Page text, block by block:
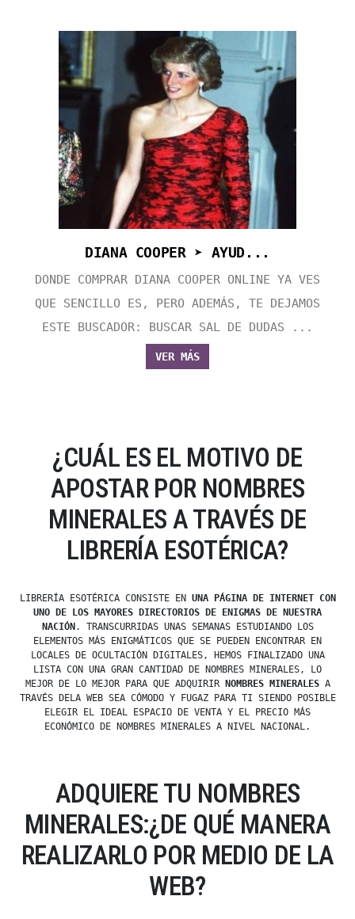
DIANA COOPER ➤ AYUD...
DONDE COMPRAR DIANA COOPER ONLINE YA VES
QUE SENCILLO ES, PERO ADEMÁS, TE DEJAMOS
ESTE BUSCADOR: BUSCAR SAL DE DUDAS ...
VER MÁS
¿CUÁL ES EL MOTIVO DE
APOSTAR POR NOMBRES
MINERALES A TRAVÉS DE
LIBRERÍA ESOTÉRICA?
LIBRERÍA ESOTÉRICA CONSISTE EN UNA PÁGINA DE INTERNET CON
UNO DE LOS MAYORES DIRECTORIOS DE ENIGMAS DE NUESTRA
NACIÓN. TRANSCURRIDAS UNAS SEMANAS ESTUDIANDO LOS
ELEMENTOS MÁS ENIGMÁTICOS QUE SE PUEDEN ENCONTRAR EN
LOCALES DE OCULTACIÓN DIGITALES, HEMOS FINALIZADO UNA
LISTA CON UNA GRAN CANTIDAD DE NOMBRES MINERALES, LO
MEJOR DE LO MEJOR PARA QUE ADQUIRIR NOMBRES MINERALESA
TRAVÉS DELA WEB SEA CÓMODO Y FUGAZ PARA TI SIENDO POSIBLE
ELEGIR EL IDEAL ESPACIO DE VENTA Y EL PRECIO MÁS
ECONÓMICO DE NOMBRES MINERALES A NIVEL NACIONAL.
ADQUIERE TU NOMBRES
MINERALES:¿DE QUÉ MANERA
REALIZARLO POR MEDIO DE LA
WEB?